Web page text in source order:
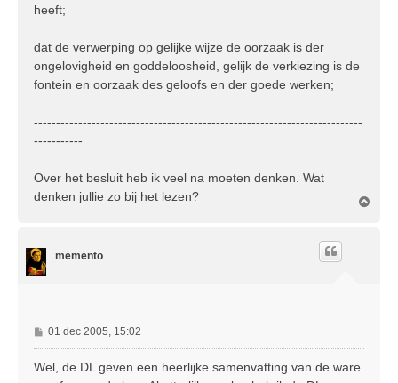
heeft;
dat de verwerping op gelijke wijze de oorzaak is der
ongelovigheid en goddeloosheid, gelijk de verkiezing is de
fontein en oorzaak des geloofs en der goede werken;
--------------------------------------------------------------------------
-----------
Over het besluit heb ik veel na moeten denken. Wat
denken jullie zo bij het lezen?
memento
B
e
r
01 dec 2005, 15:02
Wel, de DL geven een heerlijke samenvatting van de ware